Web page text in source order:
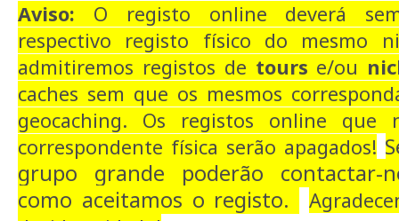
Aviso: O registo online deverá
respectivo registo físico do mesmo
admitiremos registos de tours e/ou
caches sem que os mesmos
geocaching. Os registos online que
correspondente física serão apagados!
grupo grande poderão contactar-
como aceitamos o registo.